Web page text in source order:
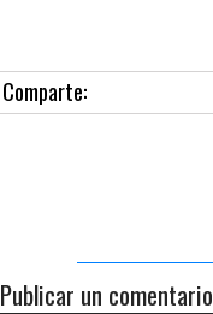
Comparte:
Publicar un comentario